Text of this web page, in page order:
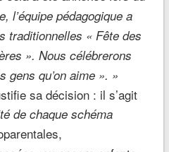
l’équipe pédagogique a
traditionnelles « Fête des
». Nous célébrerons
gens qu’on aime ». »
sa décision : il s’agit
de chaque schéma